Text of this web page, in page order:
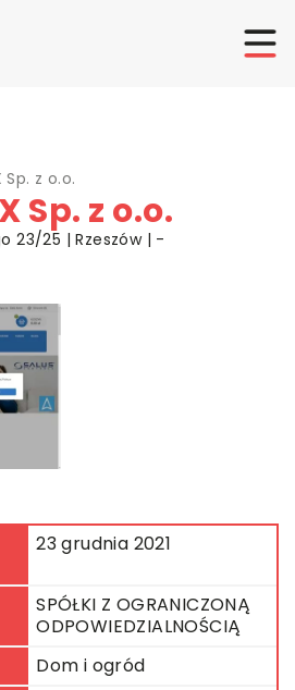
Sp. z o.o.
Sp. z o.o.
23/25 | Rzeszów | -
23 grudnia 2021
SPÓŁKI Z OGRANICZONĄ
ODPOWIEDZIALNOŚCIĄ
Dom i ogród